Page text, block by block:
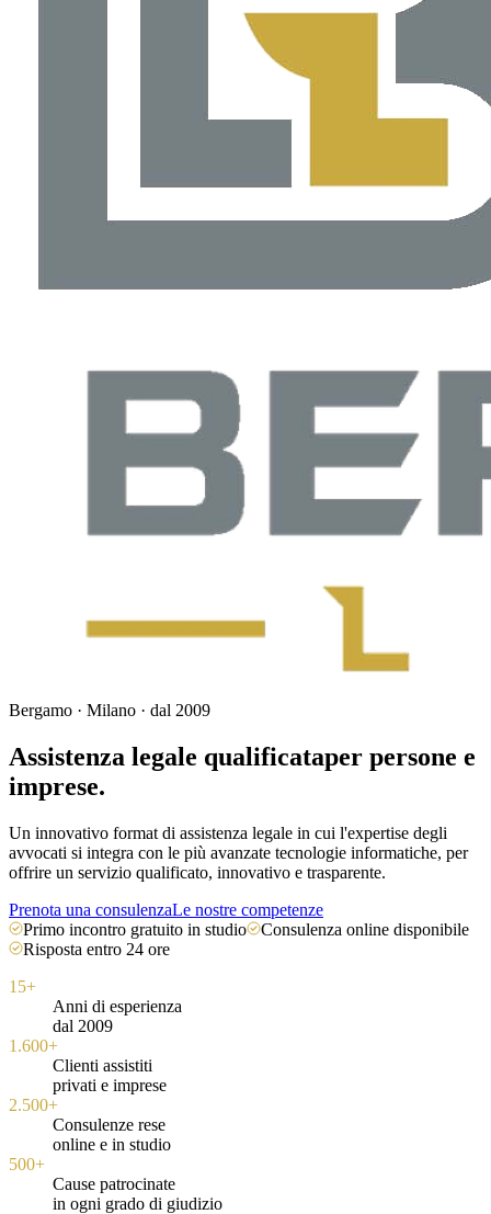
Bergamo · Milano · dal 2009
Assistenza legale qualificataper persone e
imprese.
Un innovativo format di assistenza legale in cui l'expertise degli
avvocati si integra con le più avanzate tecnologie informatiche, per
offrire un servizio qualificato, innovativo e trasparente.
Prenota una consulenzaLe nostre competenze
Primo incontro gratuito in studio
Consulenza online disponibile
Risposta entro 24 ore
15+
Anni di esperienza
dal 2009
1.600+
Clienti assistiti
privati e imprese
2.500+
Consulenze rese
online e in studio
500+
Cause patrocinate
in ogni grado di giudizio